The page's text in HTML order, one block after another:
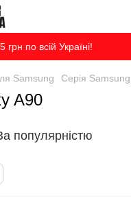
по всій Україні!
Samsung Серія
A90
популярністю